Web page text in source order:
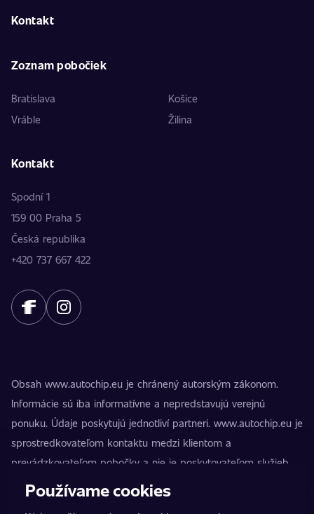
Kontakt
Zoznam pobočiek
Bratislava
Košice
Vráble
Žilina
Kontakt
Spodní 1
159 00 Praha 5
Česká republika
+420 737 667 422
Obsah www.autochip.eu je chránený autorským zákonom.
Informácie sú iba informatívne a nepredstavujú verejnú
ponuku. Údaje poskytujú jednotliví partneri. www.autochip.eu je
sprostredkovateľom kontaktu medzi klientom a
prevádzkovateľom pobočky a nie je poskytovateľom služieb.
AutoChip® je registrovaná ochranná známka Petra Kučeru.
Používame cookies